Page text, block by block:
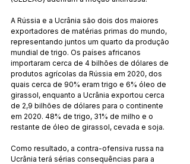
A Rússia e a Ucrânia são dois dos maiores
exportadores de matérias primas do mundo,
representando juntos um quarto da produção
mundial de trigo. Os países africanos
importaram cerca de 4 bilhões de dólares de
produtos agrícolas da Rússia em 2020, dos
quais cerca de 90% eram trigo e 6% óleo de
girassol, enquanto a Ucrânia exportou cerca
de 2,9 bilhões de dólares para o continente
em 2020. 48% de trigo, 31% de milho e o
restante de óleo de girassol, cevada e soja.
Como resultado, a contra-ofensiva russa na
Ucrânia terá sérias consequências para a